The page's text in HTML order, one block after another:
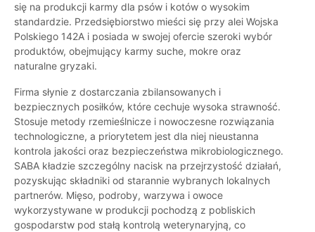
się na produkcji karmy dla psów i kotów o wysokim
standardzie. Przedsiębiorstwo mieści się przy alei Wojska
Polskiego 142A i posiada w swojej ofercie szeroki wybór
produktów, obejmujący karmy suche, mokre oraz
naturalne gryzaki.
Firma słynie z dostarczania zbilansowanych i
bezpiecznych posiłków, które cechuje wysoka strawność.
Stosuje metody rzemieślnicze i nowoczesne rozwiązania
technologiczne, a priorytetem jest dla niej nieustanna
kontrola jakości oraz bezpieczeństwa mikrobiologicznego.
SABA kładzie szczególny nacisk na przejrzystość działań,
pozyskując składniki od starannie wybranych lokalnych
partnerów. Mięso, podroby, warzywa i owoce
wykorzystywane w produkcji pochodzą z pobliskich
gospodarstw pod stałą kontrolą weterynaryjną, co